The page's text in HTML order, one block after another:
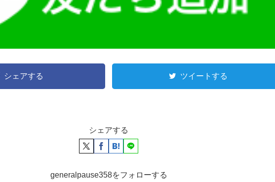
シェアする ツイートする
シェアする
generalpause358をフォローする